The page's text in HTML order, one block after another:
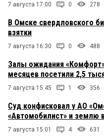
7 августа 17:00 0 278
В Омске свердловского
взятки
7 августа 16:30 0 488
Залы ожидания
месяцев посетили 2,5
7 августа 15:45 1 356
Суд конфисковал у АО
«Автомобилист» и землю
7 августа 15:01 4 631